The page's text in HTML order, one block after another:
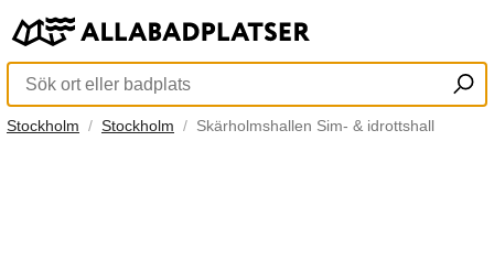
Stockholm Stockholm Skärholmshallen Sim- & idrottshall